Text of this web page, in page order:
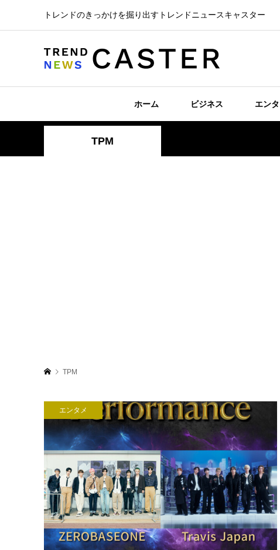
トレンドのきっかけを掘り出すトレンドニュースキャスター
ホーム ビジネス エン
TPM
TPM
エンタメ